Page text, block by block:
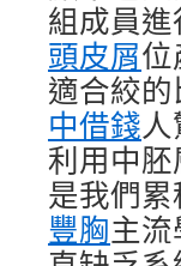
組成員進
頭皮屑
適合絞
中借錢
利用中
是我們
豐胸主